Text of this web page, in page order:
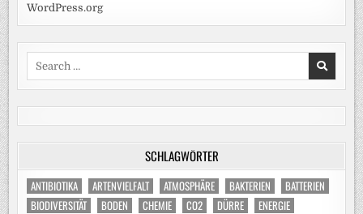
WordPress.org
SCHLAGWÖRTER
ANTIBIOTIKA ARTENVIELFALT ATMOSPHÄRE BAKTERIEN
BATTERIEN
BIODIVERSITÄT
BODEN CHEMIE CO2 DÜRRE
ENERGIE